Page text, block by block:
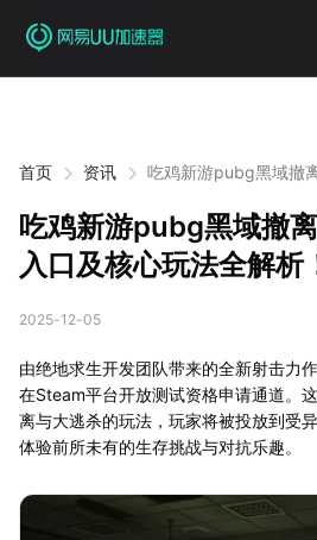
首页 资讯
吃鸡新游pubg黑域撤
吃鸡新游pubg黑域撤
入口及核心玩法全解析
2025-12-05
由绝地求生开发团队带来的全新射击力
在Steam平台开放测试资格申请通道。
离与大逃杀的玩法，玩家将被投放到受
体验前所未有的生存挑战与对抗乐趣。